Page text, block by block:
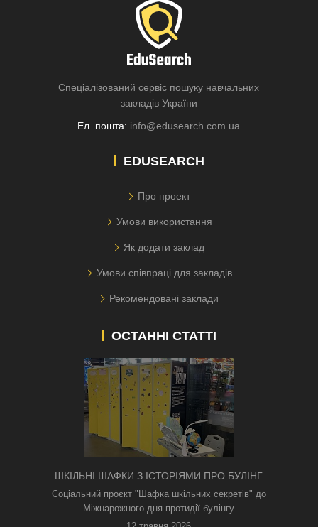
Спеціалізований сервіс пошуку навчальних
закладів України
Ел. пошта: info@edusearch.com.ua
EDUSEARCH
Про проект
Умови використання
Як додати заклад
Умови співпраці для закладів
Рекомендовані заклади
ОСТАННІ СТАТТІ
ШКІЛЬНІ ШАФКИ З ІСТОРІЯМИ ПРО БУЛІНГ
З'ЯВИЛИСЯ В КИЄВІ
Соціальний проєкт "Шафка шкільних секретів" до
Міжнарожного дня протидії булінгу